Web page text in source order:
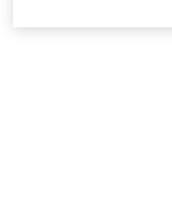
היד
התגלה